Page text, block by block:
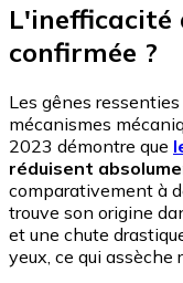
confirmée ?
Les gênes
mécanismes
2023 démontre que
réduisent
comparativement à
trouve son origine
et une chute
yeux, ce qui assèche